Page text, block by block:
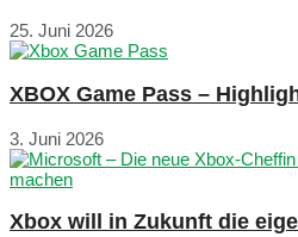
25. Juni 2026
XBOX Game Pass –
3. Juni 2026
Xbox will in Zukunft die